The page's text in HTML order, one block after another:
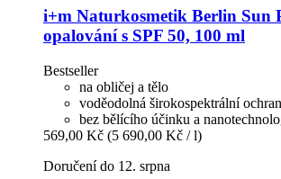
i+m Naturkosmetik Berlin Sun
opalování s SPF 50, 100 ml
Bestseller
na obličej a tělo
voděodolná širokospektrální
bez bělícího účinku a
569,00 Kč (5 690,00 Kč / l)
Doručení do 12. srpna